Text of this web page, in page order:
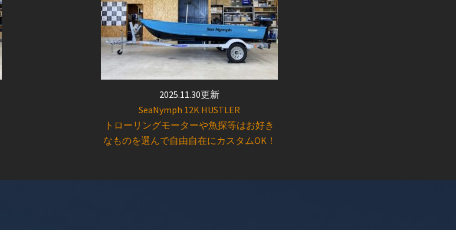
2025.11.30更新
SeaNymph 12K HUSTLER
トローリングモーターや魚探等はお好き
なものを選んで自由自在にカスタムOK！